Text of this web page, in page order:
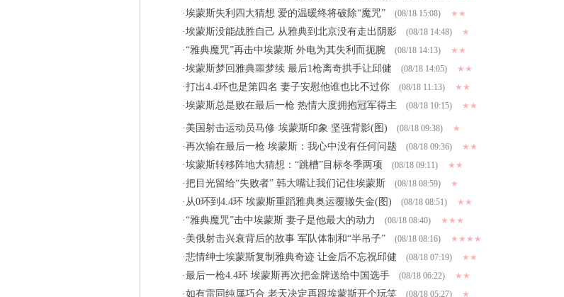
·埃蒙斯失利四大猜想 爱的温暖终将破除“魔咒” (08/18 15:08) ★★
·埃蒙斯没能战胜自己 从雅典到北京没有走出阴影 (08/18 14:48) ★
·“雅典魔咒”再击中埃蒙斯 外电为其失利而扼腕 (08/18 14:13) ★★
·埃蒙斯梦回雅典噩梦续 最后1枪离奇拱手让邱健 (08/18 14:05) ★★
·打出4.4环也是第四名 妻子安慰他谁也比不过你 (08/18 11:13) ★★
·埃蒙斯总是败在最后一枪 热情大度拥抱冠军得主 (08/18 10:15) ★★
· 美国射击运动员马修·埃蒙斯印象 坚强背影(图) (08/18 09:38) ★
·再次输在最后一枪 埃蒙斯：我心中没有任何问题 (08/18 09:36) ★★
·埃蒙斯转移阵地大猜想：“跳槽”目标冬季两项 (08/18 09:11) ★★
·把目光留给“失败者” 韩大嘴让我们记住埃蒙斯 (08/18 08:59) ★
· 从0环到4.4环 埃蒙斯重蹈雅典奥运覆辙失金(图) (08/18 08:51) ★★
·“雅典魔咒”击中埃蒙斯 妻子是他最大的动力 (08/18 08:40) ★★★
· 美俄射击兴衰背后的故事 军队体制和“半吊子” (08/18 08:16) ★★★★
·悲情绅士埃蒙斯复制雅典奇迹 让金后不忘祝邱健 (08/18 07:19) ★★
·最后一枪4.4环 埃蒙斯再次把金牌送给中国选手 (08/18 06:22) ★★
·如有雷同纯属巧合 老天决定再跟埃蒙斯开个玩笑 (08/18 05:27) ★